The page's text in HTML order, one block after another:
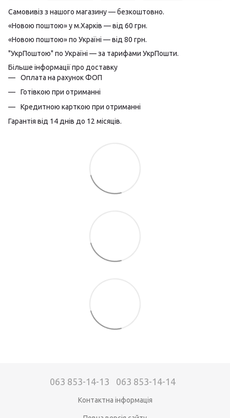
Самовивіз з нашого магазину — безкоштовно.
«Новою поштою» у м.Харків — від 60 грн.
«Новою поштою» по Україні — від 80 грн.
"УкрПоштою" по Україні — за тарифами УкрПошти.
Більше інформації про доставку
Оплата на рахунок ФОП
Готівкою при отриманні
Кредитною карткою при отриманні
Гарантія від 14 днів до 12 місяців.
063 853-14-13 063 853-14-14
Контактна інформація